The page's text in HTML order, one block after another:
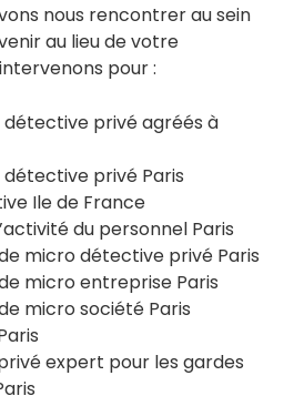
nous rencontrer au sein
au lieu de votre
pour :
détective privé agréés à
privé Paris
Ile de France
du personnel Paris
micro détective privé Paris
micro entreprise Paris
micro société Paris
expert pour les gardes